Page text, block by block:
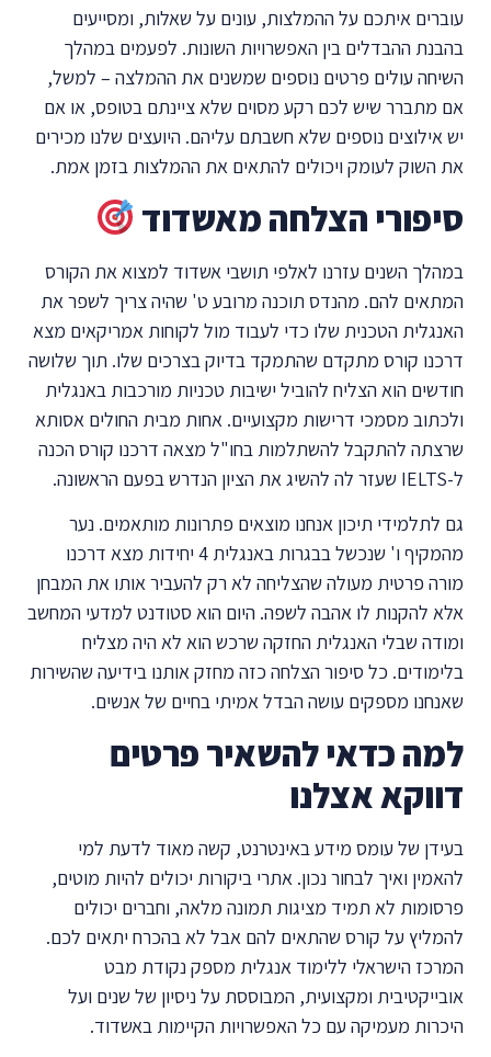
עוברים איתכם על ההמלצות, עונים על שאלות, ומסייעים
בהבנת ההבדלים בין האפשרויות השונות. לפעמים במהלך
השיחה עולים פרטים נוספים שמשנים את ההמלצה – למשל,
אם מתברר שיש לכם רקע מסוים שלא ציינתם בטופס, או אם
יש אילוצים נוספים שלא חשבתם עליהם. היועצים שלנו מכירים
את השוק לעומק ויכולים להתאים את ההמלצות בזמן אמת.
סיפורי הצלחה מאשדוד
במהלך השנים עזרנו לאלפי תושבי אשדוד למצוא את הקורס
המתאים להם. מהנדס תוכנה מרובע ט' שהיה צריך לשפר את
האנגלית הטכנית שלו כדי לעבוד מול לקוחות אמריקאים מצא
דרכנו קורס מתקדם שהתמקד בדיוק בצרכים שלו. תוך שלושה
חודשים הוא הצליח להוביל ישיבות טכניות מורכבות באנגלית
ולכתוב מסמכי דרישות מקצועיים. אחות מבית החולים אסותא
שרצתה להתקבל להשתלמות בחו"ל מצאה דרכנו קורס הכנה
ל-IELTS שעזר לה להשיג את הציון הנדרש בפעם הראשונה.
גם לתלמידי תיכון אנחנו מוצאים פתרונות מותאמים. נער
מהמקיף ו' שנכשל בבגרות באנגלית 4 יחידות מצא דרכנו
מורה פרטית מעולה שהצליחה לא רק להעביר אותו את המבחן
אלא להקנות לו אהבה לשפה. היום הוא סטודנט למדעי המחשב
ומודה שבלי האנגלית החזקה שרכש הוא לא היה מצליח
בלימודים. כל סיפור הצלחה כזה מחזק אותנו בידיעה שהשירות
שאנחנו מספקים עושה הבדל אמיתי בחיים של אנשים.
למה כדאי להשאיר פרטים
דווקא אצלנו
בעידן של עומס מידע באינטרנט, קשה מאוד לדעת למי
להאמין ואיך לבחור נכון. אתרי ביקורות יכולים להיות מוטים,
פרסומות לא תמיד מציגות תמונה מלאה, וחברים יכולים
להמליץ על קורס שהתאים להם אבל לא בהכרח יתאים לכם.
המרכז הישראלי ללימוד אנגלית מספק נקודת מבט
אובייקטיבית ומקצועית, המבוססת על ניסיון של שנים ועל
היכרות מעמיקה עם כל האפשרויות הקיימות באשדוד.